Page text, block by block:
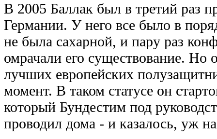
В 2005 Баллак был в третий раз
Германии. У него все было в
не была сахарной, и пару раз
омрачали его существование. Но
лучших европейских
момент. В таком статусе он
который Бундестим под
проводил дома - и казалось, уж